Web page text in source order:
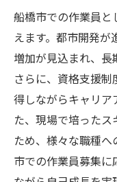
船橋市での作業員
えます。都市開発が
増加が見込まれ、長
さらに、資格支援
得しながらキャリア
た、現場で培った
ため、様々な職種
市での作業員募集に